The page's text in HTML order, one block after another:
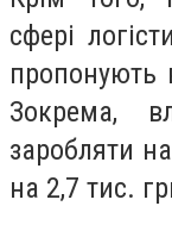
сфері
пропонують
Зокрема,
заробляти
на 2,7 тис.